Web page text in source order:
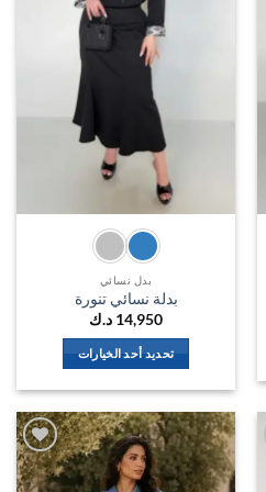
الخيارات
على
بدل نسائي
بدلة نسائي تنورة
14,950 د.ك
تحديد أحد الخيارات
من
الأشكال
المختلفة
اضف
الي